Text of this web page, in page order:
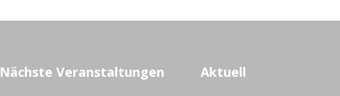
Nächste Veranstaltungen Aktuell